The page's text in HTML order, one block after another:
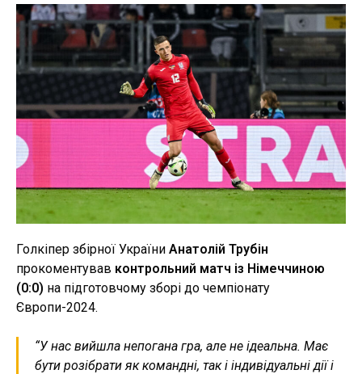
Голкіпер збірної України Анатолій Трубін
прокоментував контрольний матч із Німеччиною
(0:0) на підготовчому зборі до чемпіонату
Європи-2024.
“У нас вийшла непогана гра, але не ідеальна. Має
бути розібрати як командні, так і індивідуальні дії і